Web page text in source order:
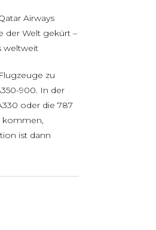
Airways
der Welt gekürt –
weltweit
zu
900. In der
oder die 787
kommen,
ist dann